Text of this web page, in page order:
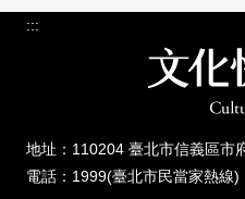
:::
地址：110204 臺北市信義區市
電話：1999(臺北市民當家熱線